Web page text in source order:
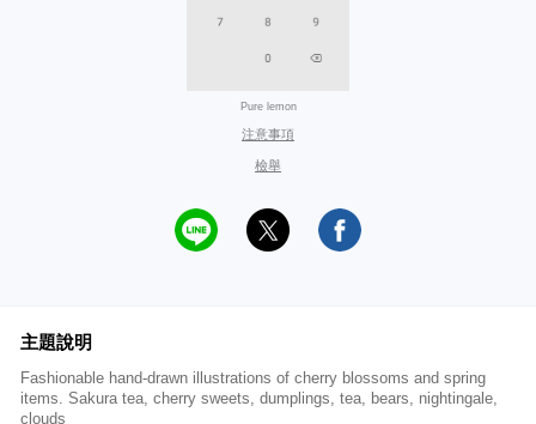
Pure lemon
注意事項
檢舉
主題說明
Fashionable hand-drawn illustrations of cherry blossoms and spring
items. Sakura tea, cherry sweets, dumplings, tea, bears, nightingale,
clouds